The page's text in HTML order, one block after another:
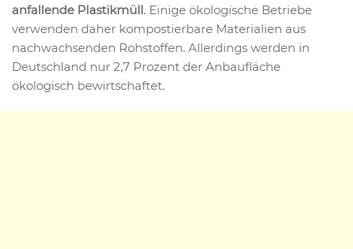
anfallende Plastikmüll. Einige ökologische Betriebe
verwenden daher kompostierbare Materialien aus
nachwachsenden Rohstoffen. Allerdings werden in
Deutschland nur 2,7 Prozent der Anbaufläche
ökologisch bewirtschaftet.